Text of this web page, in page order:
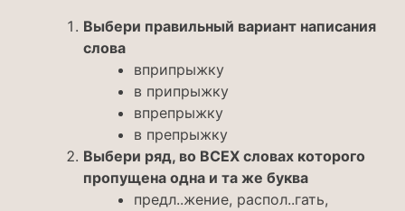
Выбери правильный вариант написания
слова
вприпрыжку
в припрыжку
впрепрыжку
в препрыжку
Выбери ряд, во ВСЕХ словах которого
пропущена одна и та же буква
предл..жение, распол..гать,